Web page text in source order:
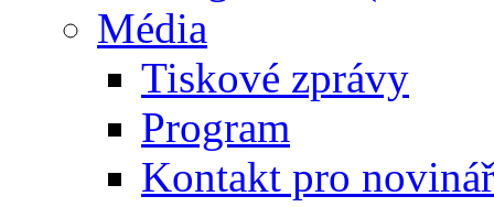
Média
Tiskové zprávy
Program
Kontakt pro